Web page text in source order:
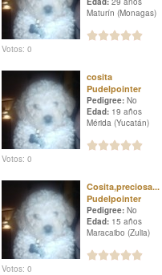
Maturín (Monagas)
Votos: 0
cosita
Pudelpointer
Pedigree: No
Edad: 19 años
Mérida (Yucatán)
Votos: 0
Cosita,preciosa...
Pudelpointer
Pedigree: No
Edad: 15 años
Maracaibo (Zulia)
Votos: 0